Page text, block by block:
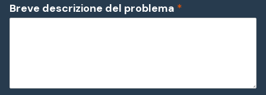
Breve descrizione del problema *